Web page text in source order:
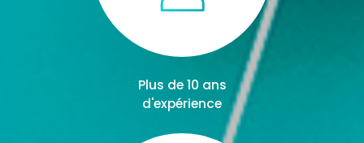
Plus de 10 ans
d'expérience